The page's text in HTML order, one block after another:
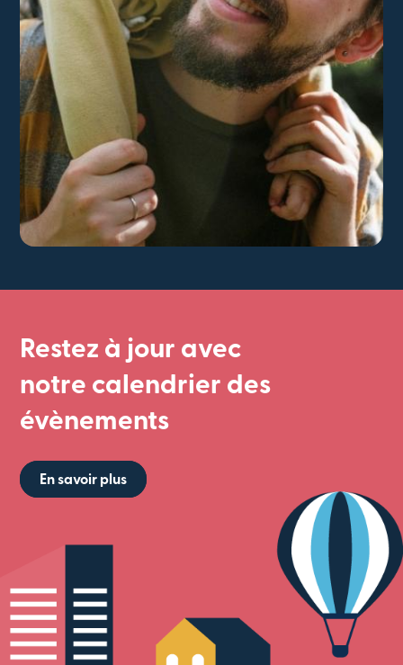
Restez à jour avec
notre calendrier des
évènements
En savoir plus